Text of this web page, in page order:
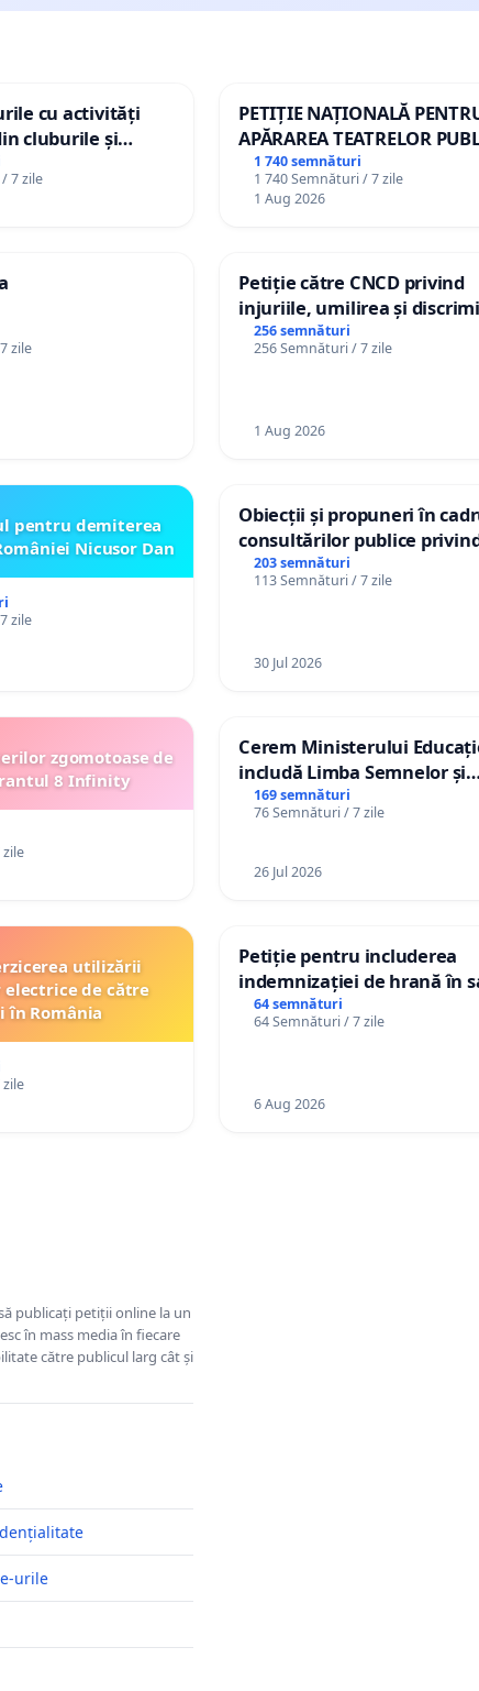
cu activități
cluburile și
7 zile
PETIȚIE NAȚIONALĂ
APĂRAREA TEATRELOR
DE REPERTORIU DIN
1 740 semnături
1 740 Semnături / 7 zile
1 Aug 2026
zile
Petiție către CNCD privind
injuriile, umilirea și
persoanelor cu dizabilități de
către utilizatorul TikTok
256 semnături
256 Semnături / 7 zile
1 Aug 2026
pentru demiterea
Nicusor Dan
zile
Obiecții și propuneri în
consultărilor publice
Plan Urbanistic General
Ialoveni
203 semnături
113 Semnături / 7 zile
30 Jul 2026
zgomotoase de
8 Infinity
Cerem Ministerului
includă Limba Semnelor și
alfabetul Braille în școlile din
Republica Moldova!
169 semnături
76 Semnături / 7 zile
26 Jul 2026
utilizării
de către
în România
Petiție pentru includerea
indemnizației de hrană în
de bază și protejarea
de vechime pentru asistenții
64 semnături
64 Semnături / 7 zile
6 Aug 2026
publicați petiții online la un
în mass media în fiecare
către publicul larg cât și
urile